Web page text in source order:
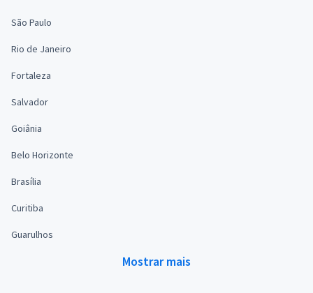
São Paulo
Rio de Janeiro
Fortaleza
Salvador
Goiânia
Belo Horizonte
Brasília
Curitiba
Guarulhos
Mostrar mais